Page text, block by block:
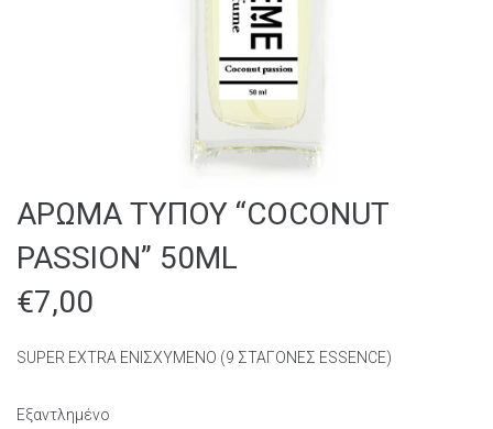
ΑΡΩΜΑ ΤΥΠΟΥ “COCONUT
PASSION” 50ML
€7,00
SUPER EXTRA ΕΝΙΣΧΥΜΕΝΟ (9 ΣΤΑΓΟΝΕΣ ESSENCE)
Εξαντλημένο